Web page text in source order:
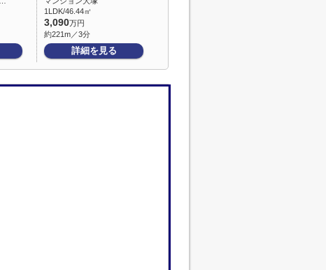
1LDK/46.44㎡
3,090万円
約221m／3分
詳細を見る